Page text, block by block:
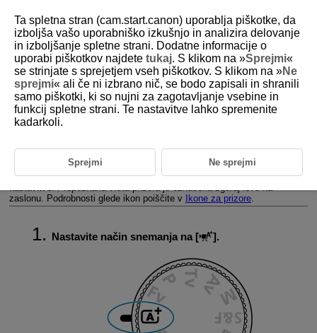
D388-030
A+: Popolnoma samodejno
snemanje (Scene Intelligent
Auto/Pametni samodejni prizor)
Fotoaparat prepozna vrsto prizora in skladno s tem izbere vse
nastavitve. Prepoznana vrsta prizora je označena zgoraj levo na
zaslonu. Podrobnosti glede ikon poiščite v
Ikone za prizore.
Nastavite način snemanja na [ ].
Ta spletna stran (cam.start.canon) uporablja piškotke, da
izboljša vašo uporabniško izkušnjo in analizira delovanje
in izboljšanje spletne strani. Dodatne informacije o
uporabi piškotkov najdete tukaj. S klikom na »Sprejmi«
se strinjate s sprejetjem vseh piškotkov. S klikom na »Ne
sprejmi« ali če ni izbrano nič, se bodo zapisali in shranili
samo piškotki, ki so nujni za zagotavljanje vsebine in
funkcij spletne strani. Te nastavitve lahko spremenite
kadarkoli.
Sprejmi Ne sprejmi